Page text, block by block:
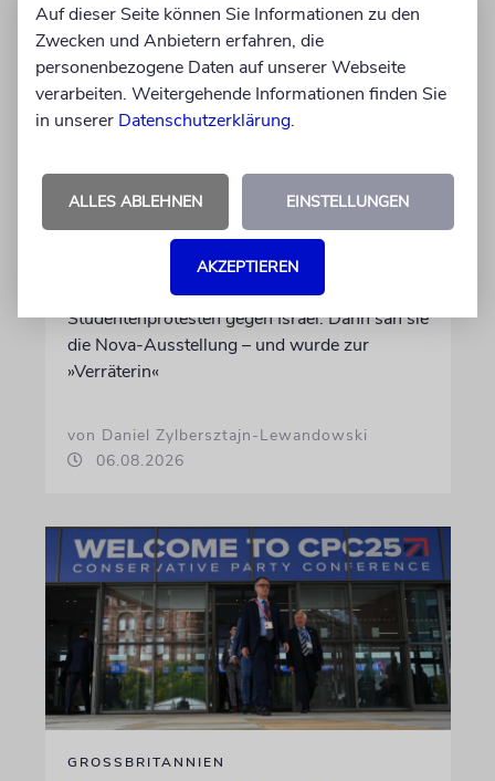
Seitenwechsel
In Stanford hetzte Taryn Thomas auf
Studentenprotesten gegen Israel. Dann sah sie
die Nova-Ausstellung – und wurde zur
»Verräterin«
von Daniel Zylbersztajn-Lewandowski
06.08.2026
GROSSBRITANNIEN
Auf dieser Seite können Sie Informationen zu den
Zwecken und Anbietern erfahren, die
personenbezogene Daten auf unserer Webseite
verarbeiten. Weitergehende Informationen finden Sie
in unserer Datenschutzerklärung.
ALLES ABLEHNEN EINSTELLUNGEN
AKZEPTIEREN